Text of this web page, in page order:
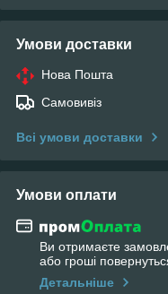
Умови доставки
Нова Пошта
Самовивіз
Всі умови доставки
Умови оплати
Ви отримаєте
або гроші
Детальніше